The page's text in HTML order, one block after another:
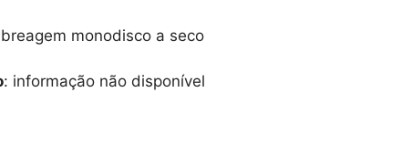
monodisco a seco
: informação não disponível